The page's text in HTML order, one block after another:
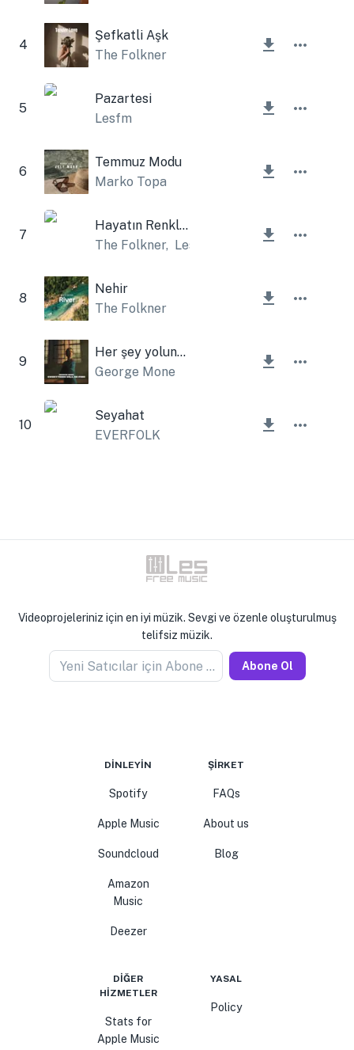
4
Şefkatli Aşk
The Folkner
5
Pazartesi
Lesfm
6
Temmuz Modu
Marko Topa
7
Hayatın Renkleri
The Folkner, Lesfm
8
Nehir
The Folkner
9
Her şey yolunda olacak.
George Mone
10
Seyahat
EVERFOLK
Videoprojeleriniz için en iyi müzik. Sevgi ve özenle oluşturulmuş
telifsiz müzik.
Yeni Satıcılar için Abone Olun Abone Ol
DINLEYIN
Spotify
Apple Music
Soundcloud
Amazon
Music
Deezer
ŞIRKET
FAQs
About us
Blog
DIĞER
HIZMETLER
Stats for
Apple Music
YASAL
Policy